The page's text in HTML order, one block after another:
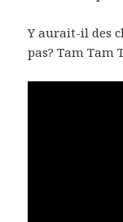
Y aurait-il des
pas? Tam Tam